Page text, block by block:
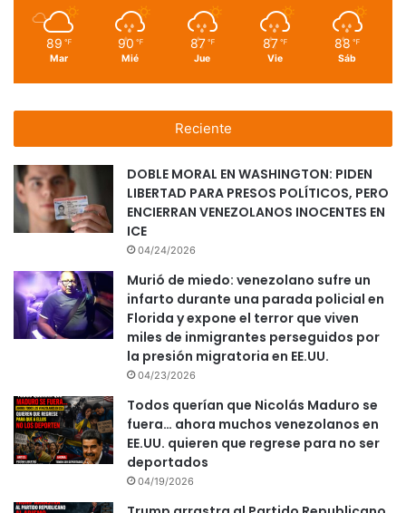
89 ℉
Mar
90 ℉
Mié
87 ℉
Jue
87 ℉
Vie
88 ℉
Sáb
Reciente
DOBLE MORAL EN WASHINGTON: PIDEN
LIBERTAD PARA PRESOS POLÍTICOS, PERO
ENCIERRAN VENEZOLANOS INOCENTES EN
ICE
04/24/2026
Murió de miedo: venezolano sufre un
infarto durante una parada policial en
Florida y expone el terror que viven
miles de inmigrantes perseguidos por
la presión migratoria en EE.UU.
04/23/2026
Todos querían que Nicolás Maduro se
fuera… ahora muchos venezolanos en
EE.UU. quieren que regrese para no ser
deportados
04/19/2026